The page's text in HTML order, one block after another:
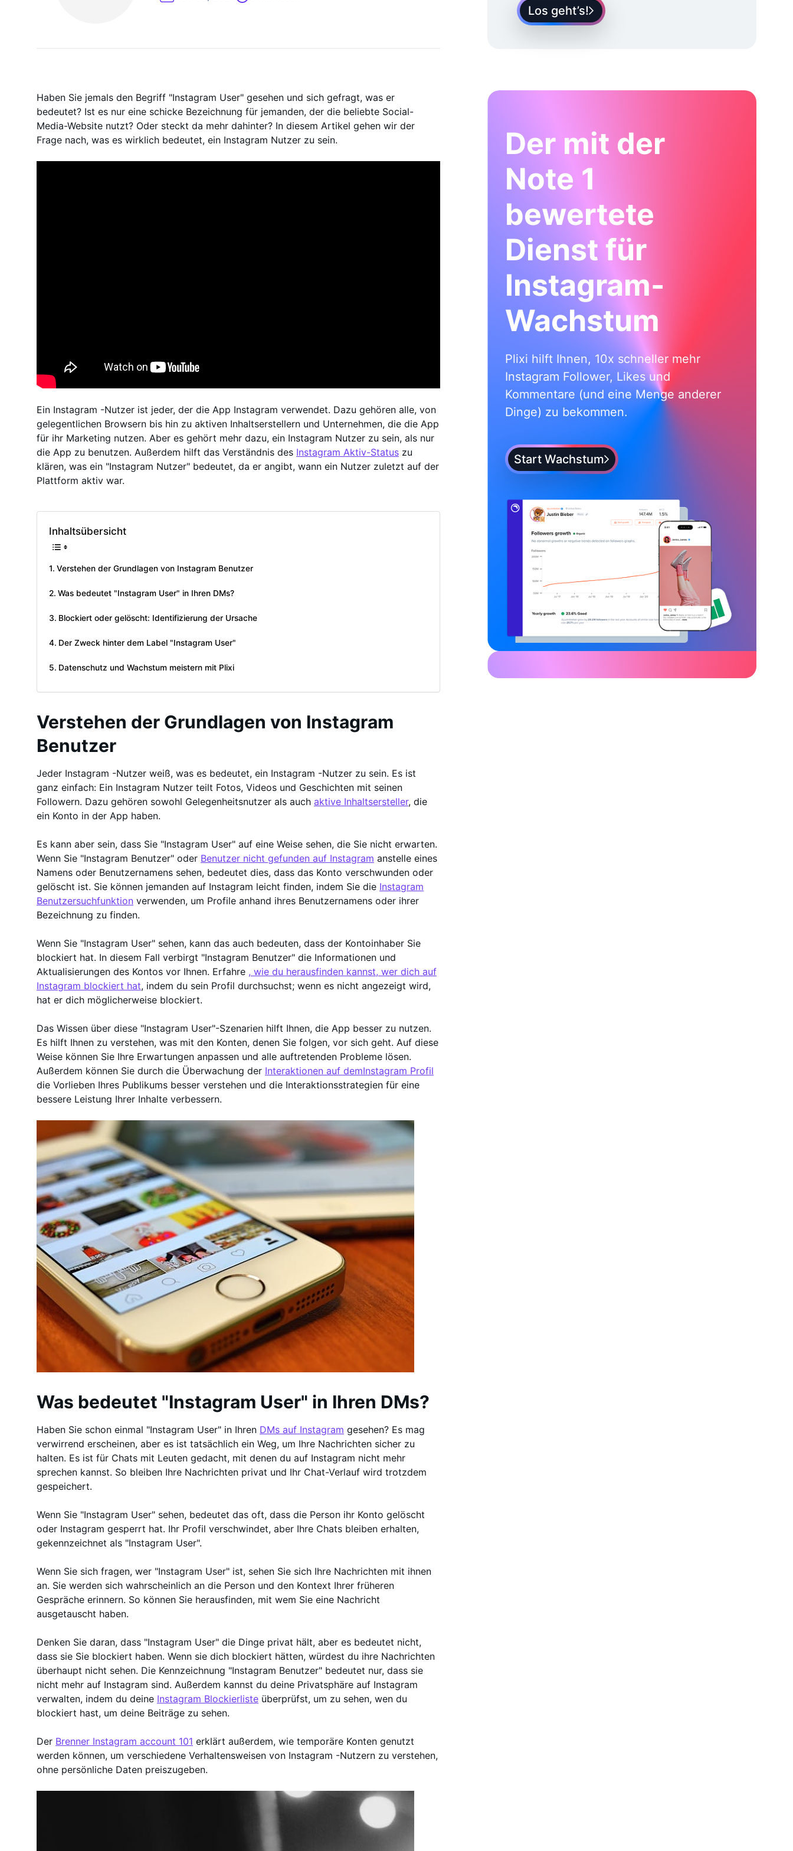
Los geht’s!
Haben Sie jemals den Begriff "Instagram User" gesehen und sich gefragt, was er
bedeutet? Ist es nur eine schicke Bezeichnung für jemanden, der die beliebte Social-
Media-Website nutzt? Oder steckt da mehr dahinter? In diesem Artikel gehen wir der
Frage nach, was es wirklich bedeutet, ein Instagram Nutzer zu sein.
Ein Instagram -Nutzer ist jeder, der die App Instagram verwendet. Dazu gehören alle, von
gelegentlichen Browsern bis hin zu aktiven Inhaltserstellern und Unternehmen, die die App
für ihr Marketing nutzen. Aber es gehört mehr dazu, ein Instagram Nutzer zu sein, als nur
die App zu benutzen. Außerdem hilft das Verständnis des Instagram Aktiv-Status zu
klären, was ein "Instagram Nutzer" bedeutet, da er angibt, wann ein Nutzer zuletzt auf der
Plattform aktiv war.
Inhaltsübersicht
Verstehen der Grundlagen von Instagram Benutzer
Was bedeutet "Instagram User" in Ihren DMs?
Blockiert oder gelöscht: Identifizierung der Ursache
Der Zweck hinter dem Label "Instagram User"
Datenschutz und Wachstum meistern mit Plixi
Verstehen der Grundlagen von Instagram
Benutzer
Jeder Instagram -Nutzer weiß, was es bedeutet, ein Instagram -Nutzer zu sein. Es ist
ganz einfach: Ein Instagram Nutzer teilt Fotos, Videos und Geschichten mit seinen
Followern. Dazu gehören sowohl Gelegenheitsnutzer als auch aktive Inhaltsersteller, die
ein Konto in der App haben.
Es kann aber sein, dass Sie "Instagram User" auf eine Weise sehen, die Sie nicht erwarten.
Wenn Sie "Instagram Benutzer" oder Benutzer nicht gefunden auf Instagram anstelle eines
Namens oder Benutzernamens sehen, bedeutet dies, dass das Konto verschwunden oder
gelöscht ist. Sie können jemanden auf Instagram leicht finden, indem Sie die Instagram
Benutzersuchfunktion verwenden, um Profile anhand ihres Benutzernamens oder ihrer
Bezeichnung zu finden.
Wenn Sie "Instagram User" sehen, kann das auch bedeuten, dass der Kontoinhaber Sie
blockiert hat. In diesem Fall verbirgt "Instagram Benutzer" die Informationen und
Aktualisierungen des Kontos vor Ihnen. Erfahre , wie du herausfinden kannst, wer dich auf
Instagram blockiert hat, indem du sein Profil durchsuchst; wenn es nicht angezeigt wird,
hat er dich möglicherweise blockiert.
Das Wissen über diese "Instagram User"-Szenarien hilft Ihnen, die App besser zu nutzen.
Es hilft Ihnen zu verstehen, was mit den Konten, denen Sie folgen, vor sich geht. Auf diese
Weise können Sie Ihre Erwartungen anpassen und alle auftretenden Probleme lösen.
Außerdem können Sie durch die Überwachung der Interaktionen auf demInstagram Profil
die Vorlieben Ihres Publikums besser verstehen und die Interaktionsstrategien für eine
bessere Leistung Ihrer Inhalte verbessern.
Was bedeutet "Instagram User" in Ihren DMs?
Haben Sie schon einmal "Instagram User" in Ihren DMs auf Instagram gesehen? Es mag
verwirrend erscheinen, aber es ist tatsächlich ein Weg, um Ihre Nachrichten sicher zu
halten. Es ist für Chats mit Leuten gedacht, mit denen du auf Instagram nicht mehr
sprechen kannst. So bleiben Ihre Nachrichten privat und Ihr Chat-Verlauf wird trotzdem
gespeichert.
Wenn Sie "Instagram User" sehen, bedeutet das oft, dass die Person ihr Konto gelöscht
oder Instagram gesperrt hat. Ihr Profil verschwindet, aber Ihre Chats bleiben erhalten,
gekennzeichnet als "Instagram User".
Wenn Sie sich fragen, wer "Instagram User" ist, sehen Sie sich Ihre Nachrichten mit ihnen
an. Sie werden sich wahrscheinlich an die Person und den Kontext Ihrer früheren
Gespräche erinnern. So können Sie herausfinden, mit wem Sie eine Nachricht
ausgetauscht haben.
Denken Sie daran, dass "Instagram User" die Dinge privat hält, aber es bedeutet nicht,
dass sie Sie blockiert haben. Wenn sie dich blockiert hätten, würdest du ihre Nachrichten
überhaupt nicht sehen. Die Kennzeichnung "Instagram Benutzer" bedeutet nur, dass sie
nicht mehr auf Instagram sind. Außerdem kannst du deine Privatsphäre auf Instagram
verwalten, indem du deine Instagram Blockierliste überprüfst, um zu sehen, wen du
blockiert hast, um deine Beiträge zu sehen.
Der Brenner Instagram account 101 erklärt außerdem, wie temporäre Konten genutzt
werden können, um verschiedene Verhaltensweisen von Instagram -Nutzern zu verstehen,
ohne persönliche Daten preiszugeben.
Der mit der
Note 1
bewertete
Dienst für
Instagram-
Wachstum
Plixi hilft Ihnen, 10x schneller mehr
Instagram Follower, Likes und
Kommentare (und eine Menge anderer
Dinge) zu bekommen.
Start Wachstum